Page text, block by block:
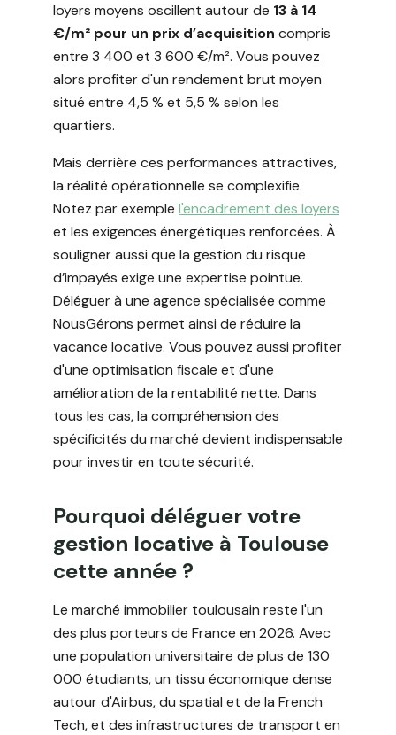
loyers moyens oscillent autour de 13 à 14
€/m² pour un prix d’acquisition compris
entre 3 400 et 3 600 €/m². Vous pouvez
alors profiter d'un rendement brut moyen
situé entre 4,5 % et 5,5 % selon les
quartiers.
Mais derrière ces performances attractives,
la réalité opérationnelle se complexifie.
Notez par exemple l'encadrement des loyers
et les exigences énergétiques renforcées. À
souligner aussi que la gestion du risque
d’impayés exige une expertise pointue.
Déléguer à une agence spécialisée comme
NousGérons permet ainsi de réduire la
vacance locative. Vous pouvez aussi profiter
d'une optimisation fiscale et d'une
amélioration de la rentabilité nette. Dans
tous les cas, la compréhension des
spécificités du marché devient indispensable
pour investir en toute sécurité.
Pourquoi déléguer votre
gestion locative à Toulouse
cette année ?
Le marché immobilier toulousain reste l'un
des plus porteurs de France en 2026. Avec
une population universitaire de plus de 130
000 étudiants, un tissu économique dense
autour d'Airbus, du spatial et de la French
Tech, et des infrastructures de transport en